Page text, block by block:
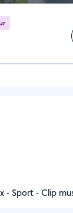
- Sport - Clip